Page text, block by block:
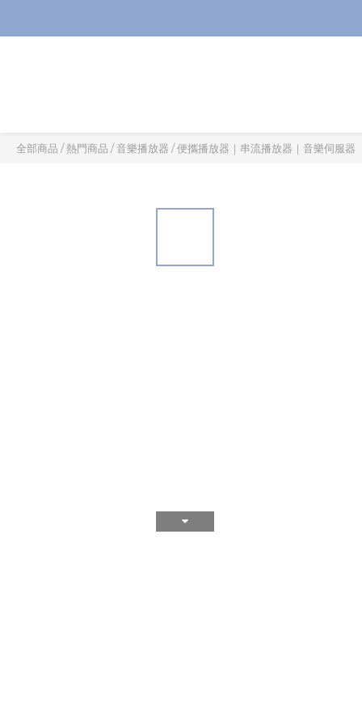
全部商品 /熱門商品 /音樂播放器 /便攜播放器｜串流播放器｜音樂伺服器